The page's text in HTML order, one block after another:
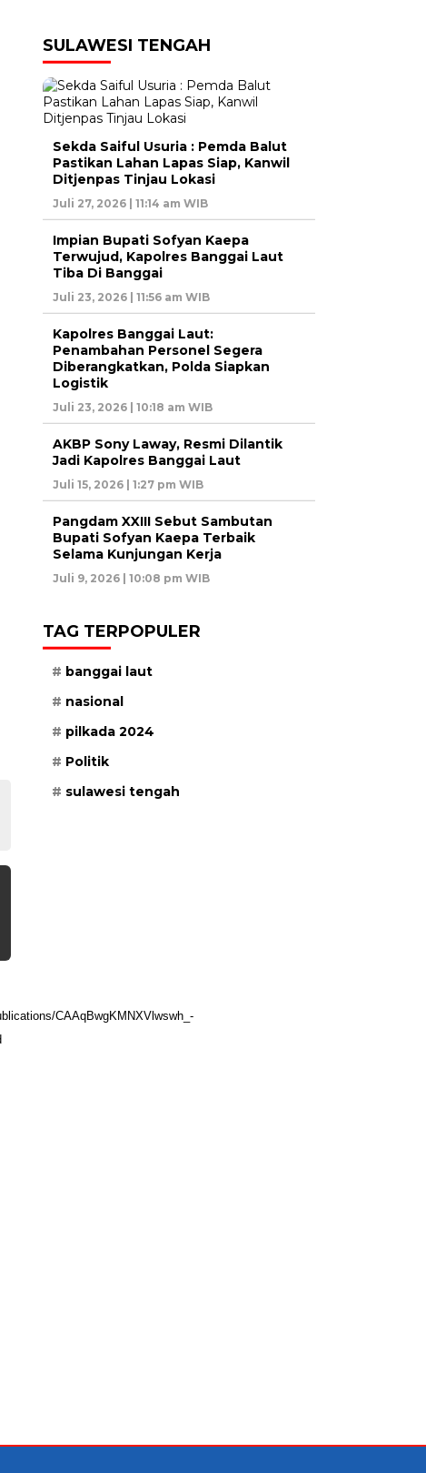
SULAWESI TENGAH
Sekda Saiful Usuria : Pemda Balut
Pastikan Lahan Lapas Siap, Kanwil
Ditjenpas Tinjau Lokasi
Juli 27, 2026 | 11:14 am WIB
Impian Bupati Sofyan Kaepa
Terwujud, Kapolres Banggai Laut
Tiba Di Banggai
Juli 23, 2026 | 11:56 am WIB
Kapolres Banggai Laut:
Penambahan Personel Segera
Diberangkatkan, Polda Siapkan
Logistik
Juli 23, 2026 | 10:18 am WIB
AKBP Sony Laway, Resmi Dilantik
Jadi Kapolres Banggai Laut
Juli 15, 2026 | 1:27 pm WIB
Pangdam XXIII Sebut Sambutan
Bupati Sofyan Kaepa Terbaik
Selama Kunjungan Kerja
Juli 9, 2026 | 10:08 pm WIB
TAG TERPOPULER
banggai laut
nasional
pilkada 2024
Politik
sulawesi tengah